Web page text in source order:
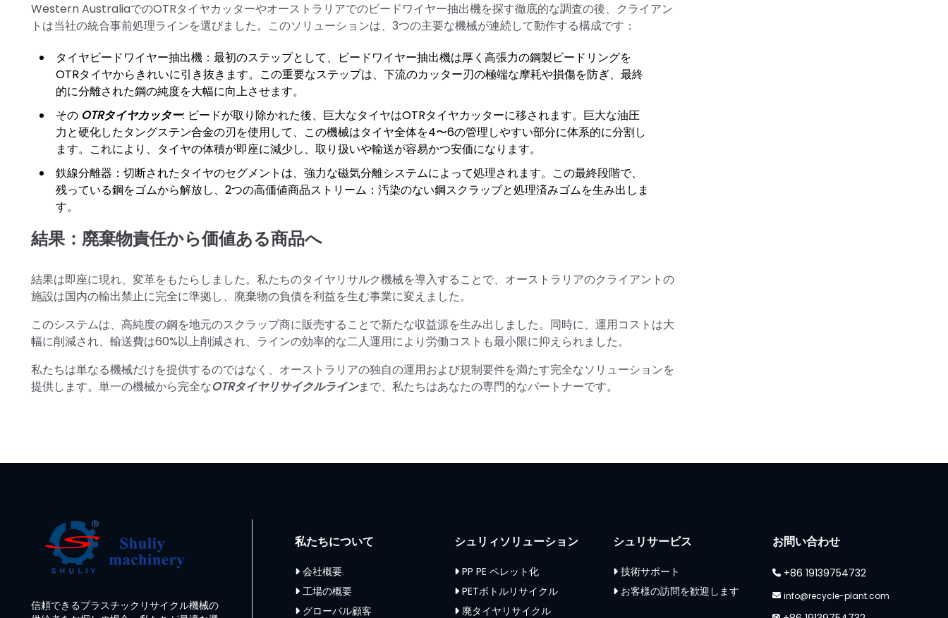
Western AustraliaでのOTRタイヤカッターやオーストラリアでのビードワイヤー抽出機を探す徹底的な調査の後、クライアン
トは当社の統合事前処理ラインを選びました。このソリューションは、3つの主要な機械が連続して動作する構成です：
タイヤビードワイヤー抽出機：最初のステップとして、ビードワイヤー抽出機は厚く高張力の鋼製ビードリングを
OTRタイヤからきれいに引き抜きます。この重要なステップは、下流のカッター刃の極端な摩耗や損傷を防ぎ、最終
的に分離された鋼の純度を大幅に向上させます。
その OTRタイヤカッター: ビードが取り除かれた後、巨大なタイヤはOTRタイヤカッターに移されます。巨大な油圧
力と硬化したタングステン合金の刃を使用して、この機械はタイヤ全体を4〜6の管理しやすい部分に体系的に分割し
ます。これにより、タイヤの体積が即座に減少し、取り扱いや輸送が容易かつ安価になります。
鉄線分離器：切断されたタイヤのセグメントは、強力な磁気分離システムによって処理されます。この最終段階で、
残っている鋼をゴムから解放し、2つの高価値商品ストリーム：汚染のない鋼スクラップと処理済みゴムを生み出しま
す。
結果：廃棄物責任から価値ある商品へ
結果は即座に現れ、変革をもたらしました。私たちのタイヤリサルク機械を導入することで、オーストラリアのクライアントの
施設は国内の輸出禁止に完全に準拠し、廃棄物の負債を利益を生む事業に変えました。
このシステムは、高純度の鋼を地元のスクラップ商に販売することで新たな収益源を生み出しました。同時に、運用コストは大
幅に削減され、輸送費は60%以上削減され、ラインの効率的な二人運用により労働コストも最小限に抑えられました。
私たちは単なる機械だけを提供するのではなく、オーストラリアの独自の運用および規制要件を満たす完全なソリューションを
提供します。単一の機械から完全なOTRタイヤリサイクルラインまで、私たちはあなたの専門的なパートナーです。
信頼できるプラスチックリサイクル機械の
私たちについて
会社概要
工場の概要
グローバル顧客
シュリィソリューション
PP PE ペレット化
PETボトルリサイクル
廃タイヤリサイクル
シュリサービス
技術サポート
お客様の訪問を歓迎します
お問い合わせ
+86 19139754732
info@recycle-plant.com